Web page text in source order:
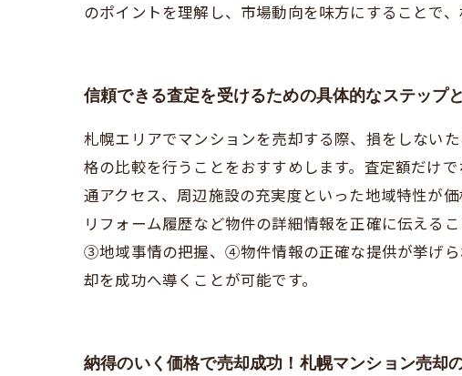
のポイントを理解し、市場動向を味方にすることで
信頼できる査定を受けるための具体的なステップ
札幌エリアでマンションを売却する際、損をしない
格の比較を行うことをおすすめします。査定額だけ
通アクセス、周辺施設の充実度といった地域特性が
リフォーム履歴など物件の詳細情報を正確に伝える
③地域事情の把握、④物件情報の正確な提供が挙げ
却を成功へ導くことが可能です。
納得のいく価格で売却成功！札幌マンション売却